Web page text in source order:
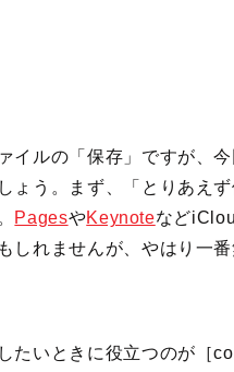
イルの「保存」ですが、
ょう。まず、「とりあえ
PagesやKeynoteなど
しれませんが、やはり一
たいときに役立つのが［